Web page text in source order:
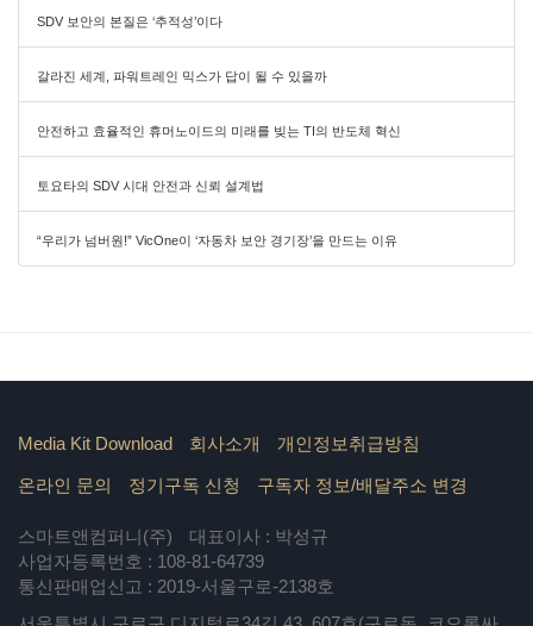
SDV 보안의 본질은 ‘추적성’이다
갈라진 세계, 파워트레인 믹스가 답이 될 수 있을까
안전하고 효율적인 휴머노이드의 미래를 빚는 TI의 반도체 혁신
토요타의 SDV 시대 안전과 신뢰 설계법
“우리가 넘버원!” VicOne이 ‘자동차 보안 경기장’을 만드는 이유
Media Kit Download 회사소개 개인정보취급방침
온라인 문의 정기구독 신청 구독자 정보/배달주소 변경
스마트앤컴퍼니(주)
대표이사 : 박성규
사업자등록번호 : 108-81-64739
통신판매업신고 : 2019-서울구로-2138호